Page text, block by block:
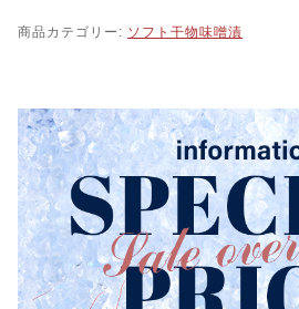
個
骨
取
り
ト
ロ
サ
バ
商品カテゴリー: ソフト干物味噌漬